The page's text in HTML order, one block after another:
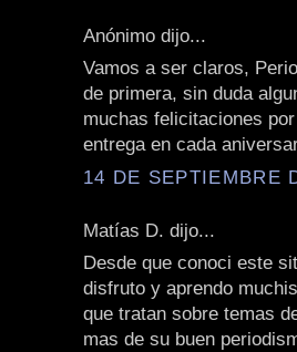
Anónimo dijo...
Vamos a ser claros,
de primera, sin duda
muchas felicitaciones
entrega en cada
14 DE SEPTIEMBRE
Matías D. dijo...
Desde que conoci este
disfruto y aprendo
que tratan sobre temas
mas de su buen